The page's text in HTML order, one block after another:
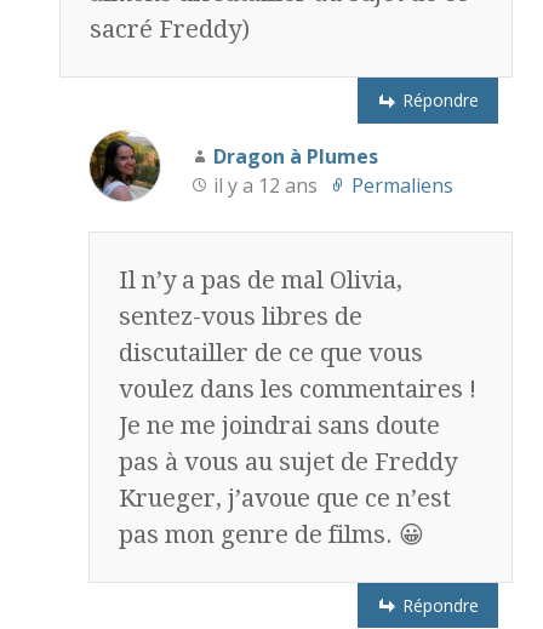
sacré Freddy)
Répondre
Dragon à Plumes
il y a 12 ans
Permaliens
Il n’y a pas de mal Olivia,
sentez-vous libres de
discutailler de ce que vous
voulez dans les commentaires !
Je ne me joindrai sans doute
pas à vous au sujet de Freddy
Krueger, j’avoue que ce n’est
pas mon genre de films. 😀
Répondre